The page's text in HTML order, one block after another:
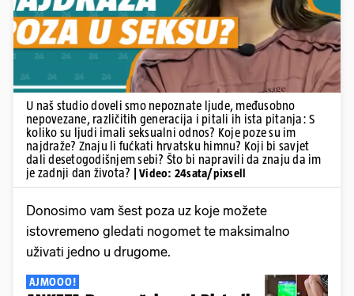
U naš studio doveli smo nepoznate ljude, međusobno
nepovezane, različitih generacija i pitali ih ista pitanja: S
koliko su ljudi imali seksualni odnos? Koje poze su im
najdraže? Znaju li fućkati hrvatsku himnu? Koji bi savjet
dali desetogodišnjem sebi? Što bi napravili da znaju da im
je zadnji dan života?
| Video: 24sata/pixsell
Donosimo vam šest poza uz koje možete
istovremeno gledati nogomet te maksimalno
uživati jedno u drugome.
AJMOOO!